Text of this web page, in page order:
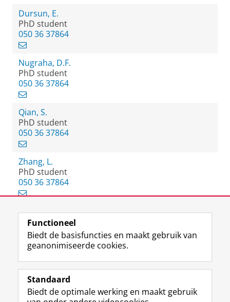
Dursun, E.
PhD student
050 36 37864
Nugraha, D.F.
PhD student
050 36 37864
Qian, S.
PhD student
050 36 37864
Zhang, L.
PhD student
050 36 37864
View this page in:English
Volg de RUG
F
a
e
L
i
k
R
S
-
I
n
t
Y
o
T
Studiekiezers
Functioneel
Biedt de basisfuncties en maakt gebruik van
geanonimiseerde cookies.
Standaard
Biedt de optimale werking en maakt gebruik